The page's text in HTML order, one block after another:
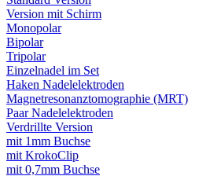
Version mit Schirm
Monopolar
Bipolar
Tripolar
Einzelnadel im Set
Haken Nadelelektroden
Magnetresonanztomographie (MRT)
Paar Nadelelektroden
Verdrillte Version
mit 1mm Buchse
mit KrokoClip
mit 0,7mm Buchse